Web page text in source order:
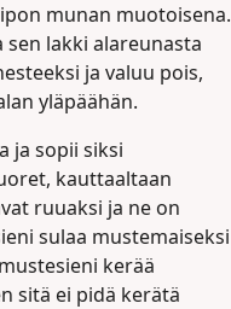
munan muotoisena.
lakki alareunasta
ja valuu pois,
yläpäähän.
ja sopii siksi
kauttaaltaan
ruuaksi ja ne on
sulaa mustemaiseksi
kerää
sitä ei pidä kerätä